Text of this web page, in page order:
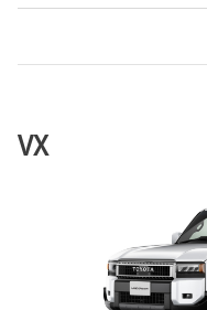
VX